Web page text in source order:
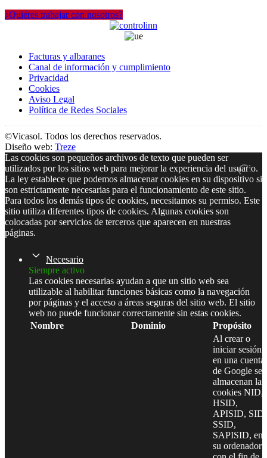
¿Quiéres trabajar con nosotros?
Facturas y albaranes
Canal de información y cumplimiento
Privacidad
Cookies
Aviso Legal
Política de Redes Sociales
©Vicasol. Todos los derechos reservados.
Diseño web: Treze
Las cookies son pequeños archivos de texto que pueden ser
utilizados por los sitios web para mejorar la experiencia del usuario.
La ley establece que podemos almacenar cookies en su dispositivo si
son estrictamente necesarias para el funcionamiento de este sitio.
Para todos los demás tipos de cookies, necesitamos su permiso. Este
sitio utiliza diferentes tipos de cookies. Algunas cookies son
colocadas por servicios de terceros que aparecen en nuestras
páginas.
Necesario
Siempre activo
Las cookies necesarias ayudan a que un sitio web sea
utilizable al habilitar funciones básicas como la navegación
por páginas y el acceso a áreas seguras del sitio web. El sitio
web no puede funcionar correctamente sin estas cookies.
Nombre
Dominio
Propósito
Al crear o
iniciar sesión
en una cuenta
de Google se
almacenan las
cookies NID,
HSID,
APISID, SID,
SSID,
SAPISID, en
su ordenador